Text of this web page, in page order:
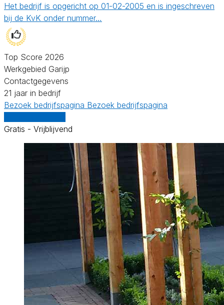
Het bedrijf is opgericht op 01-02-2005 en is ingeschreven
bij de KvK onder nummer…
Top Score 2026
Werkgebied Garijp
Contactgegevens
21 jaar in bedrijf
Bezoek bedrijfspagina Bezoek bedrijfspagina
Gratis - Vrijblijvend